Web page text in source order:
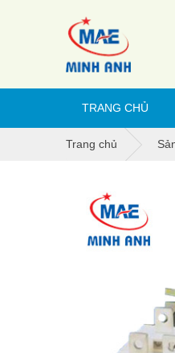
TRANG CHỦ
Trang chủ